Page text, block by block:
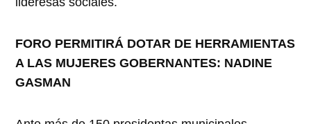
FORO PERMITIRÁ DOTAR DE HERRAMIENTAS
A LAS MUJERES GOBERNANTES: NADINE
GASMAN